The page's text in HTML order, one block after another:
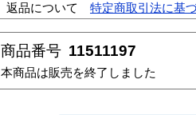
返品について
特定商取引法に基
商品番号 11511197
本商品は販売を終了しました